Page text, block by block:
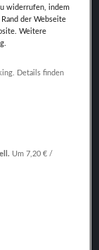
widerrufen, indem
der Webseite
Weitere
Details finden
Um 7,20 € /